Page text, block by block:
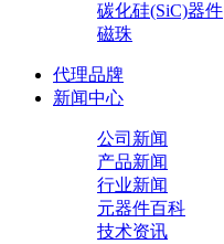
碳化硅(SiC)器件
磁珠
代理品牌
新闻中心
公司新闻
产品新闻
行业新闻
元器件百科
技术资讯